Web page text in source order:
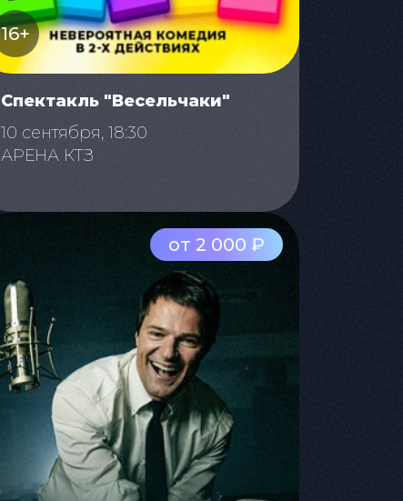
16+
Спектакль "Весельчаки"
10 сентября, 18:30
АРЕНА КТЗ
от 2 000 ₽